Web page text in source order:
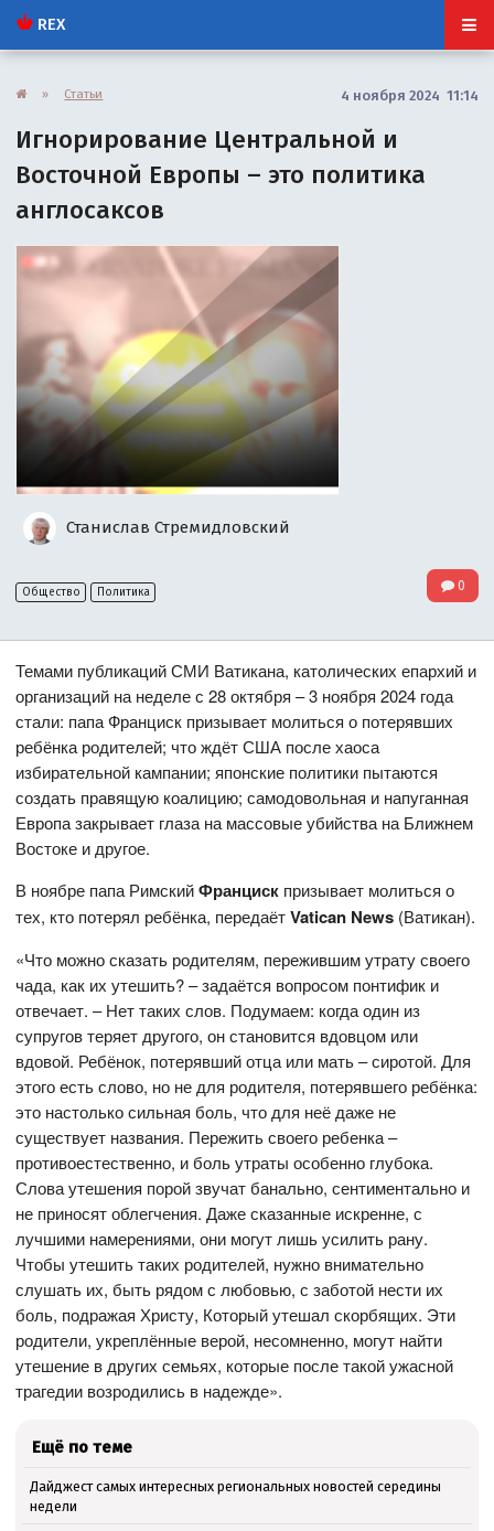
REX
» Статьи 4 ноября 2024 11:14
Игнорирование Центральной и
Восточной Европы – это политика
англосаксов
Станислав Стремидловский
Общество Политика 0
Темами публикаций СМИ Ватикана, католических епархий и
организаций на неделе с 28 октября – 3 ноября 2024 года
стали: папа Франциск призывает молиться о потерявших
ребёнка родителей; что ждёт США после хаоса
избирательной кампании; японские политики пытаются
создать правящую коалицию; самодовольная и напуганная
Европа закрывает глаза на массовые убийства на Ближнем
Востоке и другое.
В ноябре папа РимскийФранциск призывает молиться о
тех, кто потерял ребёнка, передаётVatican News (Ватикан).
«Что можно сказать родителям, пережившим утрату своего
чада, как их утешить? – задаётся вопросом понтифик и
отвечает. – Нет таких слов. Подумаем: когда один из
супругов теряет другого, он становится вдовцом или
вдовой. Ребёнок, потерявший отца или мать – сиротой. Для
этого есть слово, но не для родителя, потерявшего ребёнка:
это настолько сильная боль, что для неё даже не
существует названия. Пережить своего ребенка –
противоестественно, и боль утраты особенно глубока.
Слова утешения порой звучат банально, сентиментально и
не приносят облегчения. Даже сказанные искренне, с
лучшими намерениями, они могут лишь усилить рану.
Чтобы утешить таких родителей, нужно внимательно
слушать их, быть рядом с любовью, с заботой нести их
боль, подражая Христу, Который утешал скорбящих. Эти
родители, укреплённые верой, несомненно, могут найти
утешение в других семьях, которые после такой ужасной
трагедии возродились в надежде».
Ещё по теме
Дайджест самых интересных региональных новостей середины
недели